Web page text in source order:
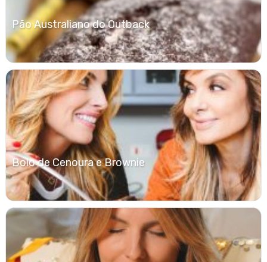
Pão Australiano do Outback
Bolo de Cenoura e Brownie